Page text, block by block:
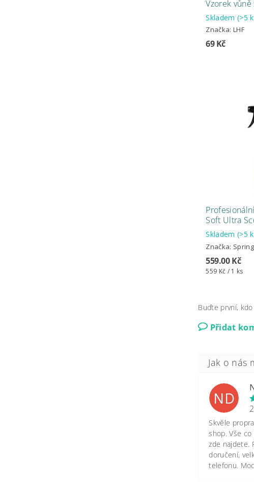
Vzorek
Skladem (>5
Značka: LHF
69 Kč
Soft Ultra
Skladem (>5
Značka:
559.00 Kč
559 Kč / 1 ks
Buďte první,
Přidat
ND
Skvěle
shop. Vše
zde najdete.
doručení,
telefonu.